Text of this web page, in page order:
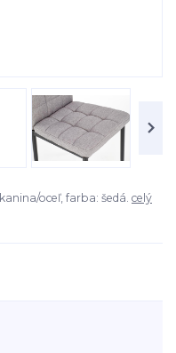
oceľ, farba: šedá. celý